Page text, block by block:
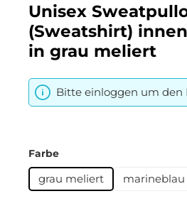
Unisex
(Sweatshirt)
in grau meliert
Bitte einloggen um den
Farbeauswählen
grau meliert marineblau